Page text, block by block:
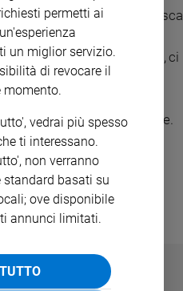
che il sistema lo riconosca
ma come correzione di
tedesca non è perfetta, ci
fondo è difficile da
fronte accusa un ritardo
a ragionarci seriamente.
permetti ai
un miglior servizio.
di revocare il
momento.
vedrai più spesso
ti interessano.
non verranno
basati su
ove disponibile
annunci limitati.